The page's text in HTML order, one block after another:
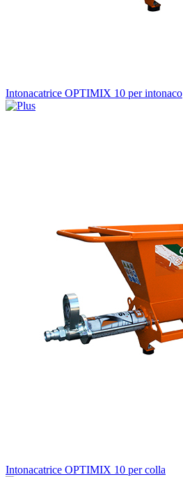
Intonacatrice OPTIMIX 10 per intonaco
Intonacatrice OPTIMIX 10 per colla